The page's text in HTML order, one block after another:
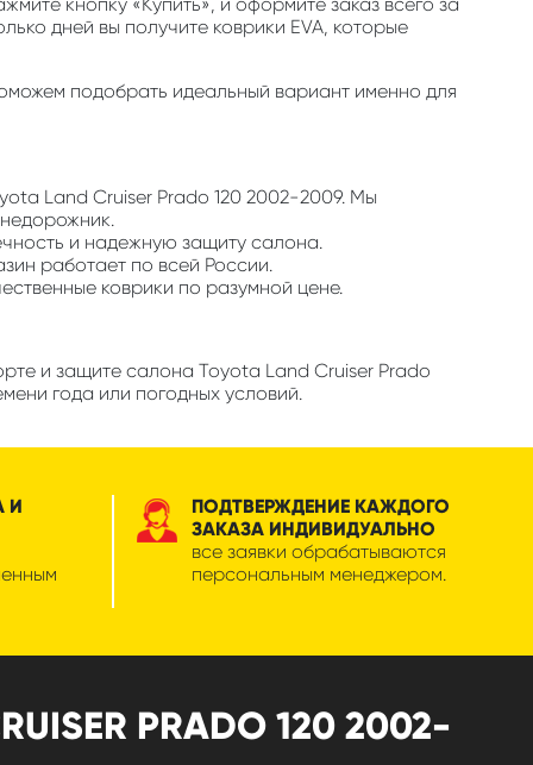
дней вы получите коврики EVA, которые
подобрать идеальный вариант именно для
Land Cruiser Prado 120 2002-2009. Мы
и надежную защиту салона.
работает по всей России.
коврики по разумной цене.
и защите салона Toyota Land Cruiser Prado
года или погодных условий.
И
ПОДТВЕРЖДЕНИЕ КАЖДОГО
ЗАКАЗА ИНДИВИДУАЛЬНО
все заявки обрабатываются
персональным менеджером.
PRADO 120 2002-